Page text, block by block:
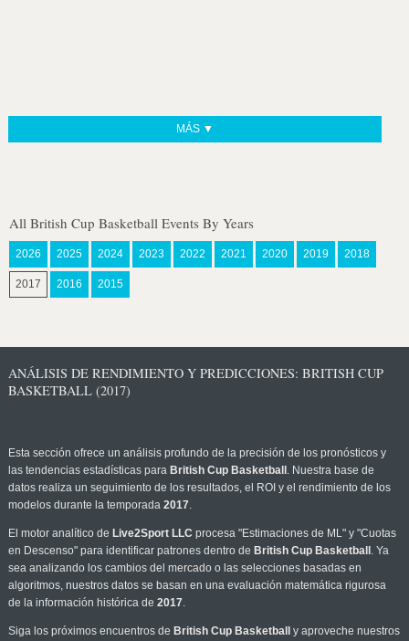
MÁS ▼
All British Cup Basketball Events By Years
2026 2025 2024 2023 2022 2021 2020 2019 2018
2017 2016 2015
ANÁLISIS DE RENDIMIENTO Y PREDICCIONES: BRITISH CUP
BASKETBALL (2017)
Esta sección ofrece un análisis profundo de la precisión de los pronósticos y
las tendencias estadísticas para British Cup Basketball . Nuestra base de
datos realiza un seguimiento de los resultados, el ROI y el rendimiento de los
modelos durante la temporada 2017.
El motor analítico de Live2Sport LLC procesa "Estimaciones de ML" y "Cuotas
en Descenso" para identificar patrones dentro de British Cup Basketball . Ya
sea analizando los cambios del mercado o las selecciones basadas en
algoritmos, nuestros datos se basan en una evaluación matemática rigurosa
de la información histórica de 2017.
Siga los próximos encuentros de British Cup Basketball
y aproveche nuestros